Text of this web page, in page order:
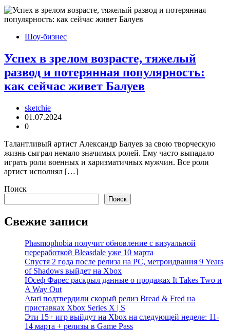
Шоу-бизнес
Успех в зрелом возрасте, тяжелый
развод и потерянная популярность:
как сейчас живет Балуев
sketchie
01.07.2024
0
Талантливый артист Александр Балуев за свою творческую
жизнь сыграл немало значимых ролей. Ему часто выпадало
играть роли военных и харизматичных мужчин. Все роли
артист исполнял […]
Поиск
Поиск
Свежие записи
Phasmophobia получит обновление с визуальной
переработкой Bleasdale уже 10 марта
Спустя 2 года после релиза на PC, метроидвания 9 Years
of Shadows выйдет на Xbox
Юсеф Фарес раскрыл данные о продажах It Takes Two и
A Way Out
Atari подтвердили скорый релиз Bread & Fred на
приставках Xbox Series X | S
Эти 15+ игр выйдут на Xbox на следующей неделе: 11-
14 марта + релизы в Game Pass